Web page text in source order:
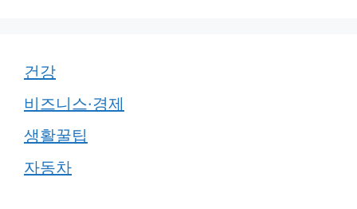
건강
비즈니스·경제
생활꿀팁
자동차